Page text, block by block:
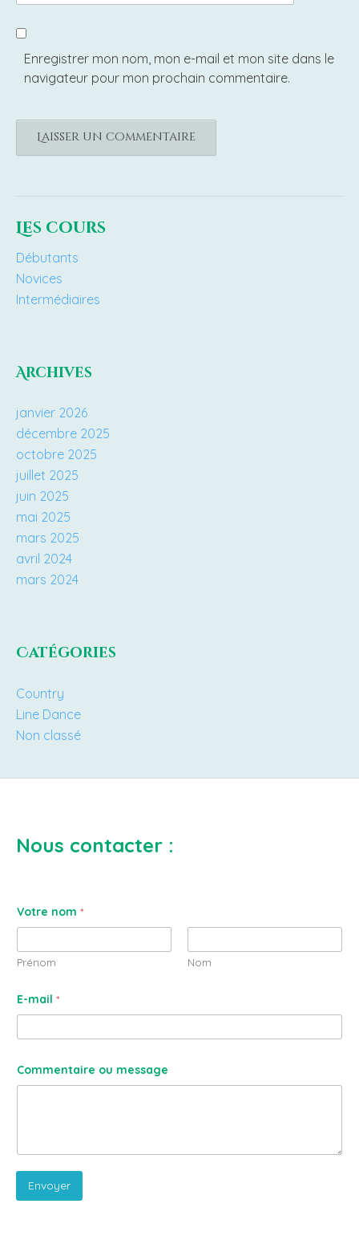
Enregistrer mon nom, mon e-mail et mon site dans le
navigateur pour mon prochain commentaire.
Les cours
Débutants
Novices
Intermédiaires
Archives
janvier 2026
décembre 2025
octobre 2025
juillet 2025
juin 2025
mai 2025
mars 2025
avril 2024
mars 2024
Catégories
Country
Line Dance
Non classé
Nous contacter :
Votre nom *
Prénom Nom
E-mail *
Commentaire ou message
Envoyer